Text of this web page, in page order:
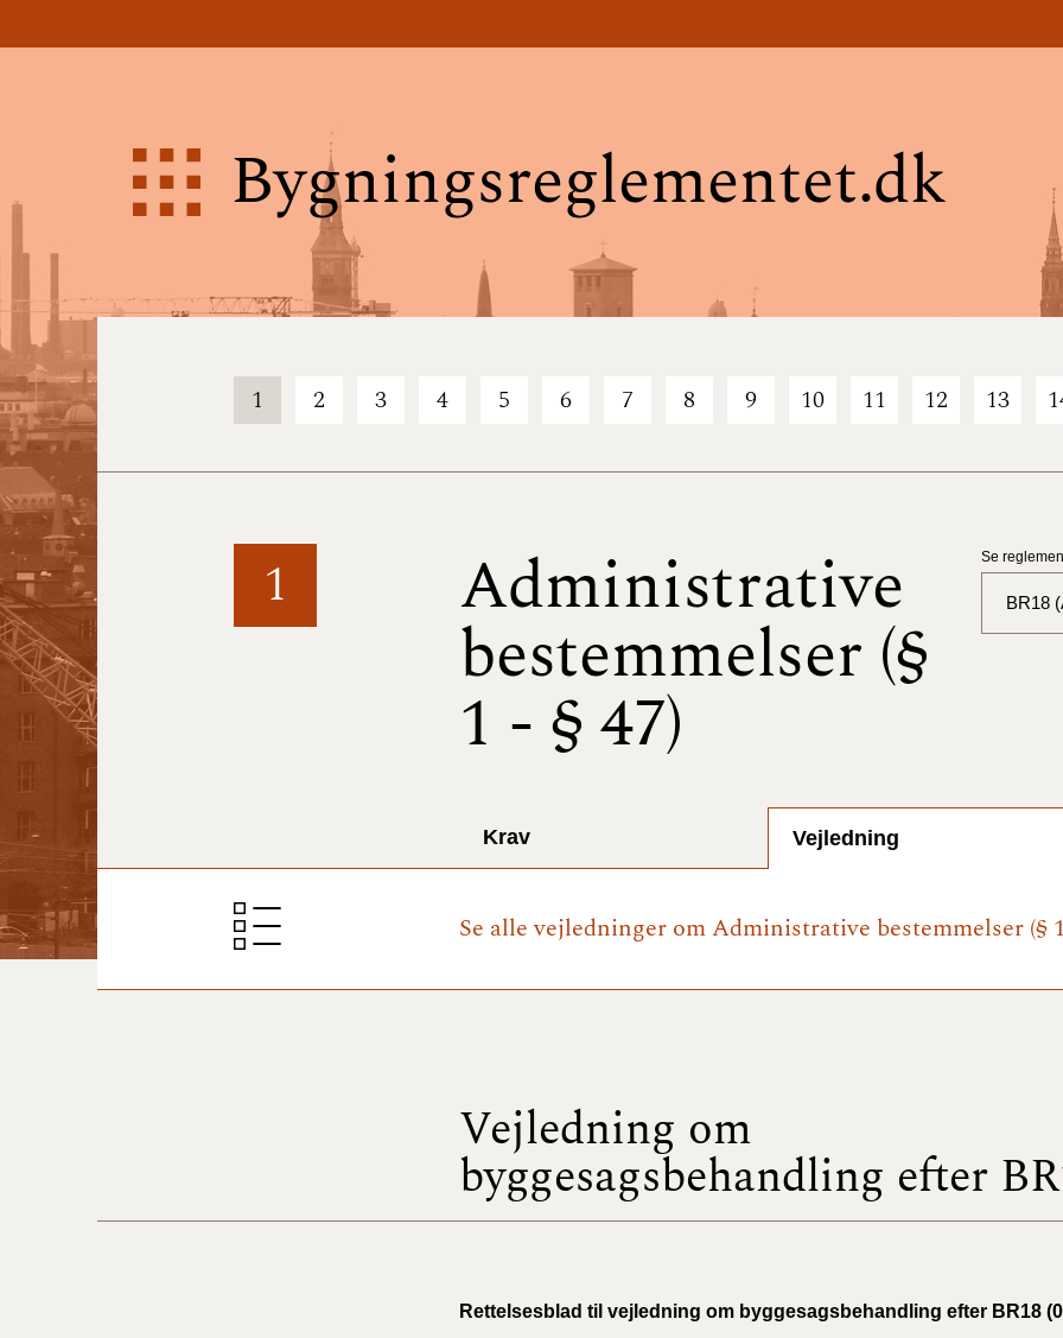
Bygningsreglementet.dk
1 2 3 4 5 6 7 8 9 10 11 12 13
1 Administrative
bestemmelser (§
1 - § 47)
Se
BR18
BR18
2022)
2022)
Krav Vejledning
Se alle vejledninger om Administrative bestemmelser (§
Vejledning om
byggesagsbehandling efter
Rettelsesblad til vejledning om byggesagsbehandling efter BR18